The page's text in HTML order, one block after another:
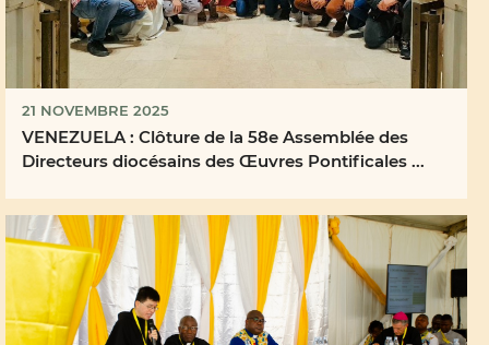
21 NOVEMBRE 2025
VENEZUELA : Clôture de la 58e Assemblée des
Directeurs diocésains des Œuvres Pontificales ...